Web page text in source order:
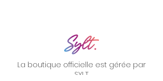
Baleines en fibres de verre
Embouts de baleine en
La boutique officielle est gérée par
SYLT